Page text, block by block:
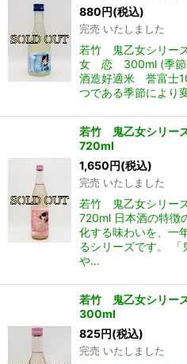
880円(税込)
完売 いたしました
若竹 鬼乙女シリー
女 恋 300ml (季節
酒造好適米 誉富士
つである季節により
若竹 鬼乙女シリ
720ml
1,650円(税込)
完売 いたしました
若竹 鬼乙女シリ
720ml 日本酒の特徴
化する味わいを、一
るシリーズです。 「
や…
若竹 鬼乙女シリ
300ml
825円(税込)
完売 いたしました